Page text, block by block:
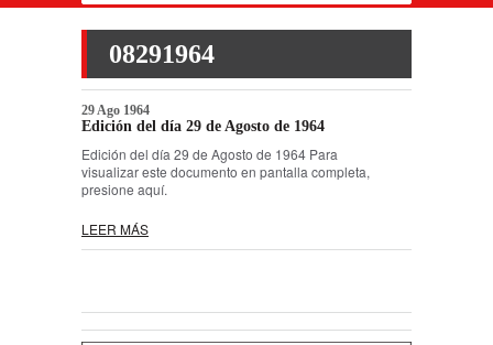
08291964
29 Ago 1964
Edición del día 29 de Agosto de 1964
Edición del día 29 de Agosto de 1964 Para
visualizar este documento en pantalla completa,
presione aquí.
LEER MÁS